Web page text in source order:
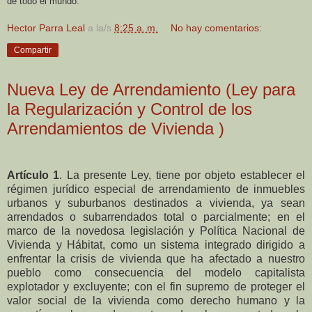
Hector Parra Leal a la/s 8:25 a. m. No hay comentarios:
Compartir
Nueva Ley de Arrendamiento (Ley para
la Regularización y Control de los
Arrendamientos de Vivienda )
Artículo 1. La presente Ley, tiene por objeto establecer el
régimen jurídico especial de arrendamiento de inmuebles
urbanos y suburbanos destinados a vivienda, ya sean
arrendados o subarrendados total o parcialmente; en el
marco de la novedosa legislación y Política Nacional de
Vivienda y Hábitat, como unsistema integrado dirigido a
enfrentar la crisis de vivienda que ha afectado a nuestro
pueblo como consecuencia del modelo capitalista
explotador y excluyente; con el fin supremo de proteger el
valor social de la vivienda como derecho humano y la